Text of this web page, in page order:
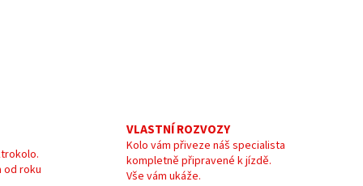
od roku
VLASTNÍ ROZVOZY
Kolo vám přiveze náš specialista
kompletně připravené k jízdě.
Vše vám ukáže.